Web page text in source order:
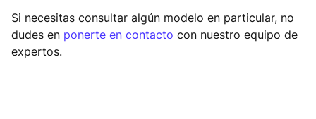
Si necesitas consultar algún modelo en particular, no
dudes en ponerte en contacto con nuestro equipo de
expertos.